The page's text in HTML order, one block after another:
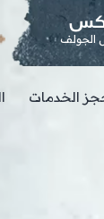
الجولف
الخدمات